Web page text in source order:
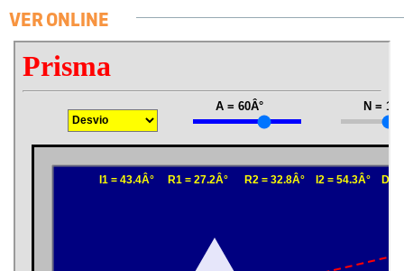
VER ONLINE